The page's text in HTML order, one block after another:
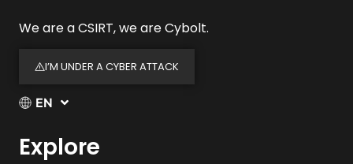
We are a CSIRT, we are Cybolt.
I’M UNDER A CYBER ATTACK
EN
Explore